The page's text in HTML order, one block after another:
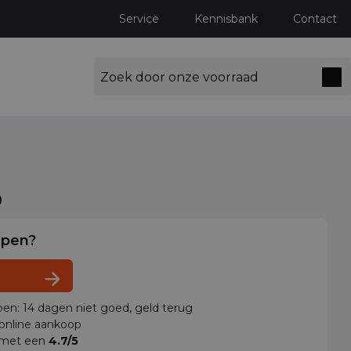
Service Kennisbank Contact
14 dagen niet goed, geld terug
aankoop
een 4.7/5